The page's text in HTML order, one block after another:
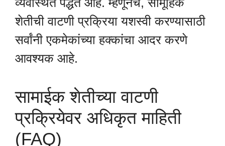
शेतीची वाटणी प्रक्रिया यशस्वी करण्यासाठी
सर्वांनी एकमेकांच्या हक्कांचा आदर करणे
आवश्यक आहे.
सामाईक शेतीच्या वाटणी
प्रक्रियेवर अधिकृत माहिती
(FAQ)